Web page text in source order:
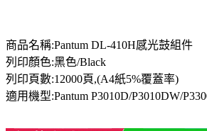
商品名稱:Pantum DL-410H感光鼓組件
列印顏色:黑色/Black
列印頁數:12000頁,(A4紙5%覆蓋率)
適用機型:Pantum P3010D/P3010DW/